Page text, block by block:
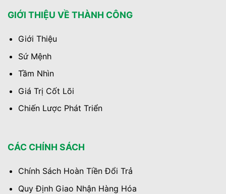
GIỚI THIỆU VỀ THÀNH CÔNG
Giới Thiệu
Sứ Mệnh
Tầm Nhìn
Giá Trị Cốt Lõi
Chiến Lược Phát Triển
CÁC CHÍNH SÁCH
Chính Sách Hoàn Tiền Đổi Trả
Quy Định Giao Nhận Hàng Hóa